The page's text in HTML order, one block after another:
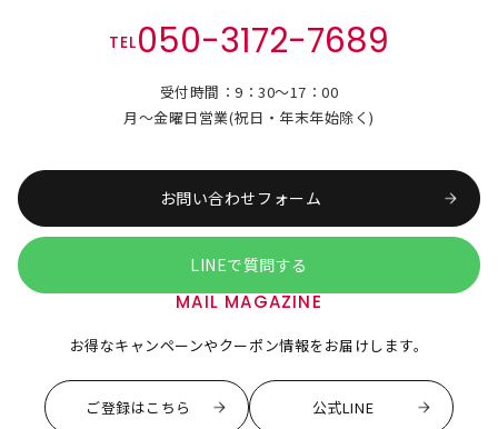
TEL050-3172-7689
受付時間：9：30～17：00
月～金曜日営業(祝日・年末年始除く)
お問い合わせフォーム
LINEで質問する
MAIL MAGAZINE
お得なキャンペーンやクーポン情報をお届けします。
ご登録はこちら 公式LINE